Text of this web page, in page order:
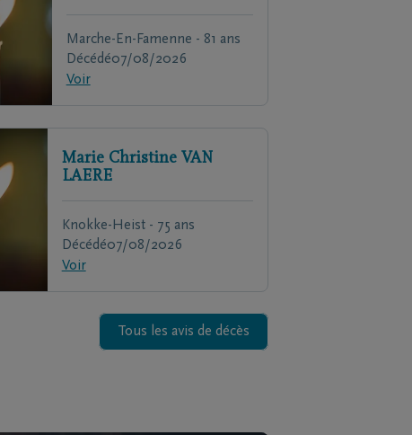
Marche-En-Famenne - 81 ans
Décédé07/08/2026
Voir
Marie Christine VAN
LAERE
Knokke-Heist - 75 ans
Décédé07/08/2026
Voir
Tous les avis de décès